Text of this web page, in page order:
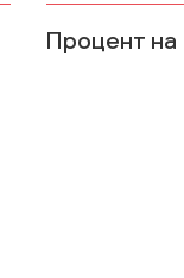
Процент на